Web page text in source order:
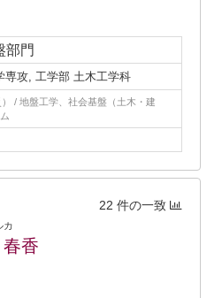
部門
専攻, 工学部 土木工学科
/ 地盤工学、社会基盤（土木・建
22 件の一致
カ
香